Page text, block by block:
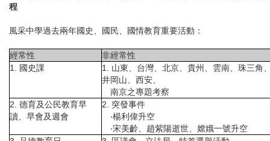
程
風采中學過去兩年國史、國民、國情教育重要活動：
經常性
非經常性
1. 國史課
1. 山東、台灣、北京、貴州、雲南、珠三角
井岡山、西安、
南京之專題考察
2. 德育及公民教育早
讀、早會及週會
2. 突發事件
‧楊利偉升空
‧宋美齡、趙紫陽逝世、嫦娥一號升空